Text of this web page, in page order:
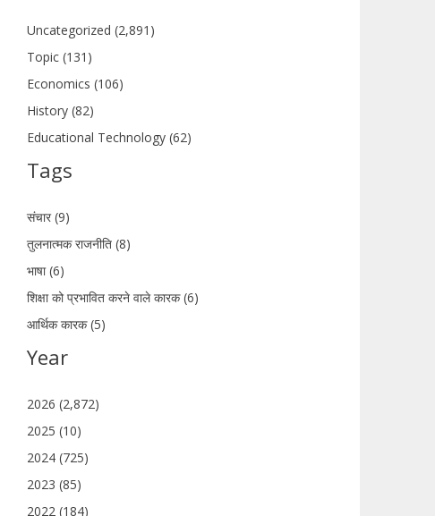
Uncategorized (2,891)
Topic (131)
Economics (106)
History (82)
Educational Technology (62)
Tags
संचार (9)
तुलनात्मक राजनीति (8)
भाषा (6)
शिक्षा को प्रभावित करने वाले कारक (6)
आर्थिक कारक (5)
Year
2026 (2,872)
2025 (10)
2024 (725)
2023 (85)
2022 (184)